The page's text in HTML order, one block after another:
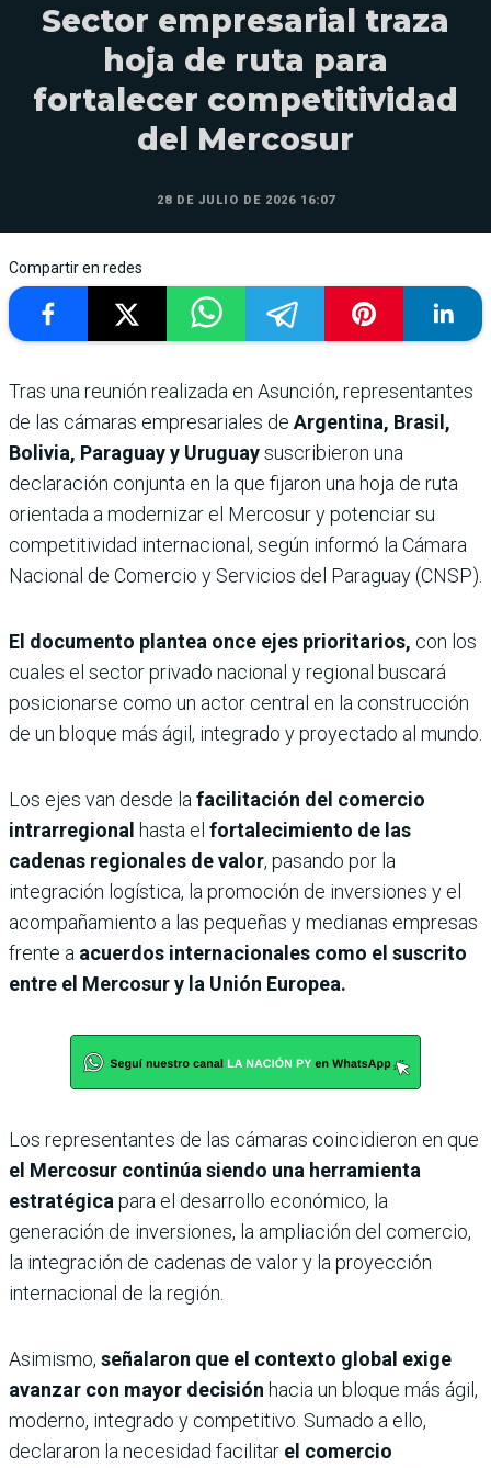
Sector empresarial traza
hoja de ruta para
fortalecer competitividad
del Mercosur
28 DE JULIO DE 2026 16:07
Compartir en redes
Tras una reunión realizada en Asunción, representantes
de las cámaras empresariales de Argentina, Brasil,
Bolivia, Paraguay y Uruguaysuscribieron una
declaración conjunta en la que fijaron una hoja de ruta
orientada a modernizar el Mercosur y potenciar su
competitividad internacional, según informó la Cámara
Nacional de Comercio y Servicios del Paraguay (CNSP).
El documento plantea once ejes prioritarios, con los
cuales el sector privado nacional y regional buscará
posicionarse como un actor central en la construcción
de un bloque más ágil, integrado y proyectado al mundo.
Los ejes van desde la facilitación del comercio
intrarregional hasta el fortalecimiento de las
cadenas regionales de valor, pasando por la
integración logística, la promoción de inversiones y el
acompañamiento a las pequeñas y medianas empresas
frente a acuerdos internacionales como el suscrito
entre el Mercosur y la Unión Europea.
Los representantes de las cámaras coincidieron en que
el Mercosur continúa siendo una herramienta
estratégica para el desarrollo económico, la
generación de inversiones, la ampliación del comercio,
la integración de cadenas de valor y la proyección
internacional de la región.
Asimismo, señalaron que el contexto global exige
avanzar con mayor decisión hacia un bloque más ágil,
moderno, integrado y competitivo. Sumado a ello,
declararon la necesidad facilitar el comercio